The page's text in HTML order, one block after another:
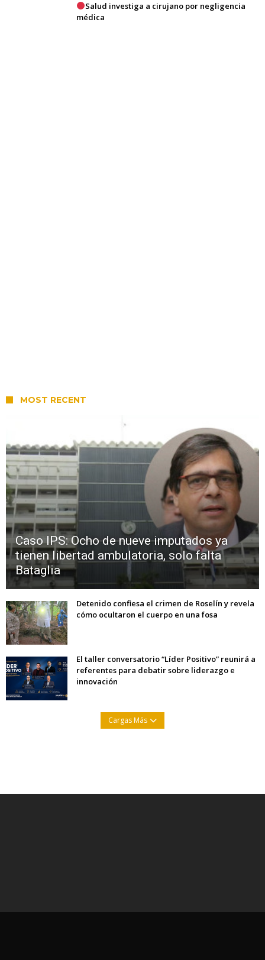
Salud investiga a cirujano por negligencia
médica
MOST RECENT
Caso IPS: Ocho de nueve imputados ya
tienen libertad ambulatoria, solo falta
Bataglia
Detenido confiesa el crimen de Roselín y revela
cómo ocultaron el cuerpo en una fosa
El taller conversatorio “Líder Positivo” reunirá a
referentes para debatir sobre liderazgo e
innovación
Cargas Más